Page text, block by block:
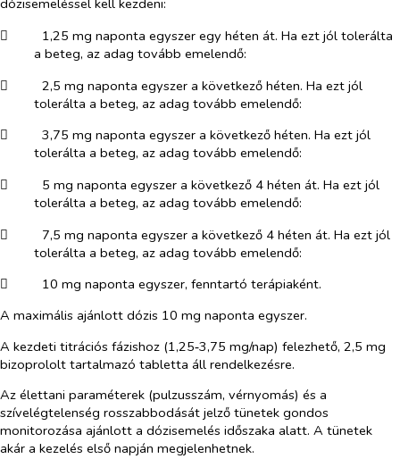
dózisemeléssel kell kezdeni:
​
1,25 mg naponta egyszer egy héten át. Ha ezt jól tolerálta
a beteg, az adag tovább emelendő:
​
2,5 mg naponta egyszer a következő héten. Ha ezt jól
tolerálta a beteg, az adag tovább emelendő:
​
3,75 mg naponta egyszer a következő héten. Ha ezt jól
tolerálta a beteg, az adag tovább emelendő:
​
5 mg naponta egyszer a következő 4 héten át. Ha ezt jól
tolerálta a beteg, az adag tovább emelendő:
​
7,5 mg naponta egyszer a következő 4 héten át. Ha ezt jól
tolerálta a beteg, az adag tovább emelendő:
​
10 mg naponta egyszer, fenntartó terápiaként.
A maximális ajánlott dózis 10 mg naponta egyszer.
A kezdeti titrációs fázishoz (1,25‑3,75 mg/nap) felezhető, 2,5 mg
bizoprololt tartalmazó tabletta áll rendelkezésre.
Az élettani paraméterek (pulzusszám, vérnyomás) és a
szívelégtelenség rosszabbodását jelző tünetek gondos
monitorozása ajánlott a dózisemelés időszaka alatt. A tünetek
akár a kezelés első napján megjelenhetnek.